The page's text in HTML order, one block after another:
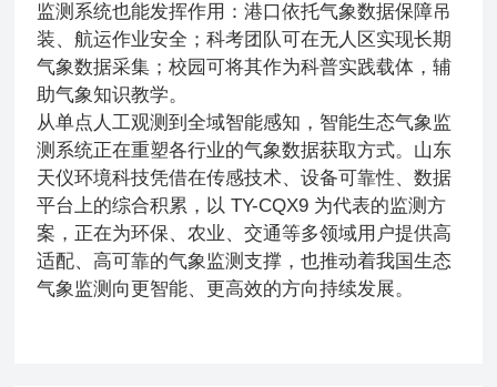
监测系统也能发挥作用：港口依托气象数据保障吊
装、航运作业安全；科考团队可在无人区实现长期
气象数据采集；校园可将其作为科普实践载体，辅
助气象知识教学。
从单点人工观测到全域智能感知，智能生态气象监
测系统正在重塑各行业的气象数据获取方式。山东
天仪环境科技凭借在传感技术、设备可靠性、数据
平台上的综合积累，以 TY-CQX9 为代表的监测方
案，正在为环保、农业、交通等多领域用户提供高
适配、高可靠的气象监测支撑，也推动着我国生态
气象监测向更智能、更高效的方向持续发展。